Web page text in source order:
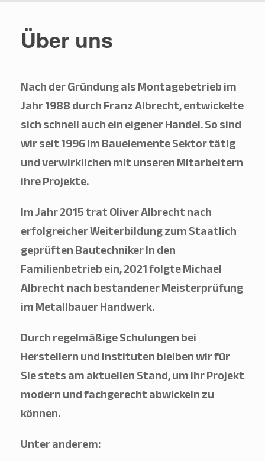
Über uns
Nach der Gründung als Montagebetrieb im
Jahr 1988 durch Franz Albrecht, entwickelte
sich schnell auch ein eigener Handel. So sind
wir seit 1996 im Bauelemente Sektor tätig
und verwirklichen mit unseren Mitarbeitern
ihre Projekte.
Im Jahr 2015 trat Oliver Albrecht nach
erfolgreicher Weiterbildung zum Staatlich
geprüften Bautechniker In den
Familienbetrieb ein, 2021 folgte Michael
Albrecht nach bestandener Meisterprüfung
im Metallbauer Handwerk.
Durch regelmäßige Schulungen bei
Herstellern und Instituten bleiben wir für
Sie stets am aktuellen Stand, um Ihr Projekt
modern und fachgerecht abwickeln zu
können.
Unter anderem: